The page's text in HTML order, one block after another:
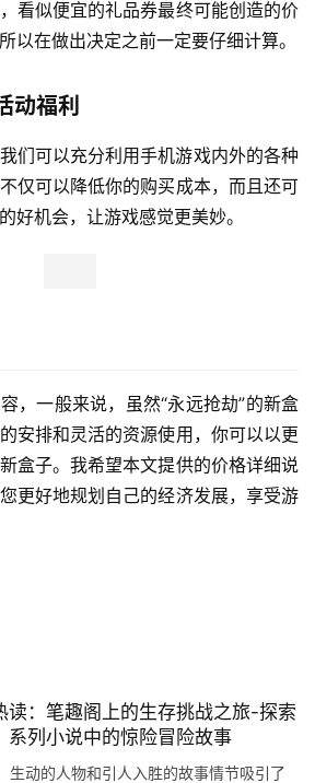
看似便宜的礼品券最终可能创造的价
以在做出决定之前一定要仔细计算。
动福利
们可以充分利用手机游戏内外的各种
仅可以降低你的购买成本，而且还可
好机会，让游戏感觉更美妙。
，一般来说，虽然“永远抢劫”的新盒
安排和灵活的资源使用，你可以以更
盒子。我希望本文提供的价格详细说
更好地规划自己的经济发展，享受游
读：笔趣阁上的生存挑战之旅-探索
系列小说中的惊险冒险故事
生动的人物和引人入胜的故事情节吸引了